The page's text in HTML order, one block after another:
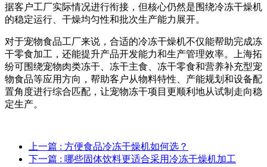
据客户工厂实际情况进行衔接，但核心仍然是围绕冷冻干燥机
的稳定运行、干燥均匀性和批次生产能力展开。
对于宠物食品工厂来说，合适的冷冻干燥机不仅能帮助完成冻
干零食加工，还能提升产品开发能力和生产管理效率。上海拓
纷可围绕宠物肉类冻干、冻干主食、冻干零食和营养补充型宠
物食品等应用方向，帮助客户从物料特性、产能规划和设备配
置角度进行综合匹配，让宠物冻干项目更顺利地从试制走向稳
定生产。
上一篇 : 方便食品冷冻干燥机如何选？
下一篇 : 哪些固体饮料更适合采用冷冻干燥机加工